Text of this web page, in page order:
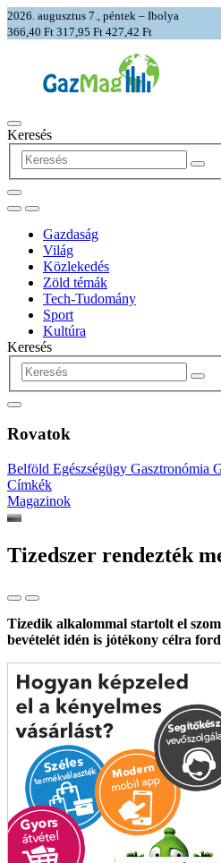
2026. augusztus 7., péntek – Ibolya
366,40 Ft 317,95 Ft 427,42 Ft
Keresés
Gazdaság
Világ
Közlekedés
Zöld témák
Tech-Tudomány
Sport
Kultúra
Keresés
Rovatok
Belföld Egészségügy Gasztronómia
Címkék
Magazinok
Tizedszer rendezték
Tizedik alkalommal startolt el
bevételét idén is jótékony célra